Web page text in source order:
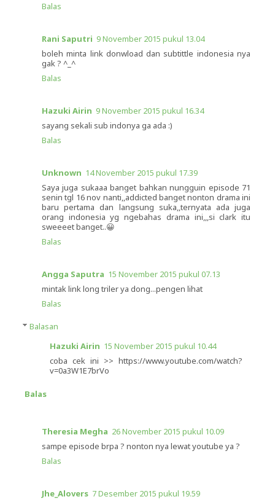
Balas
Rani Saputri 9 November 2015 pukul 13.04
boleh minta link donwload dan subtittle indonesia nya
gak ? ^_^
Balas
Hazuki Airin 9 November 2015 pukul 16.34
sayang sekali sub indonya ga ada :)
Balas
Unknown 14 November 2015 pukul 17.39
Saya juga sukaaa banget bahkan nungguin episode 71
senin tgl 16 nov nanti,,addicted banget nonton drama ini
baru pertama dan langsung suka,,ternyata ada juga
orang indonesia yg ngebahas drama ini,,,si clark itu
sweeeet banget..😀
Balas
Angga Saputra 15 November 2015 pukul 07.13
mintak link long triler ya dong...pengen lihat
Balas
Balasan
Hazuki Airin 15 November 2015 pukul 10.44
coba cek ini >> https://www.youtube.com/watch?
v=0a3W1E7brVo
Balas
Theresia Megha 26 November 2015 pukul 10.09
sampe episode brpa ? nonton nya lewat youtube ya ?
Balas
Jhe_Alovers 7 Desember 2015 pukul 19.59